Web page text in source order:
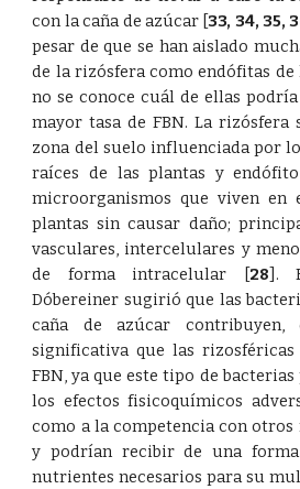
con la caña de azúcar [33, 34, 35,
pesar de que se han aislado
de la rizósfera como endófitas de
no se conoce cuál de ellas
mayor tasa de FBN. La rizósfera
zona del suelo influenciada por
raíces de las plantas y
microorganismos que viven
plantas sin causar daño;
vasculares, intercelulares y
de forma intracelular
[28] .
Dóbereiner sugirió que las
caña de azúcar contribuyen,
significativa que las
FBN, ya que este tipo de
los efectos fisicoquímicos
como a la competencia con
y podrían recibir de una
nutrientes necesarios para su